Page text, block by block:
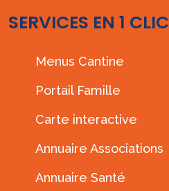
SERVICES EN 1 CLIC
Menus Cantine
Portail Famille
Carte interactive
Annuaire Associations
Annuaire Santé